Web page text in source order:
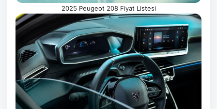
2025 Peugeot 208 Fiyat Listesi